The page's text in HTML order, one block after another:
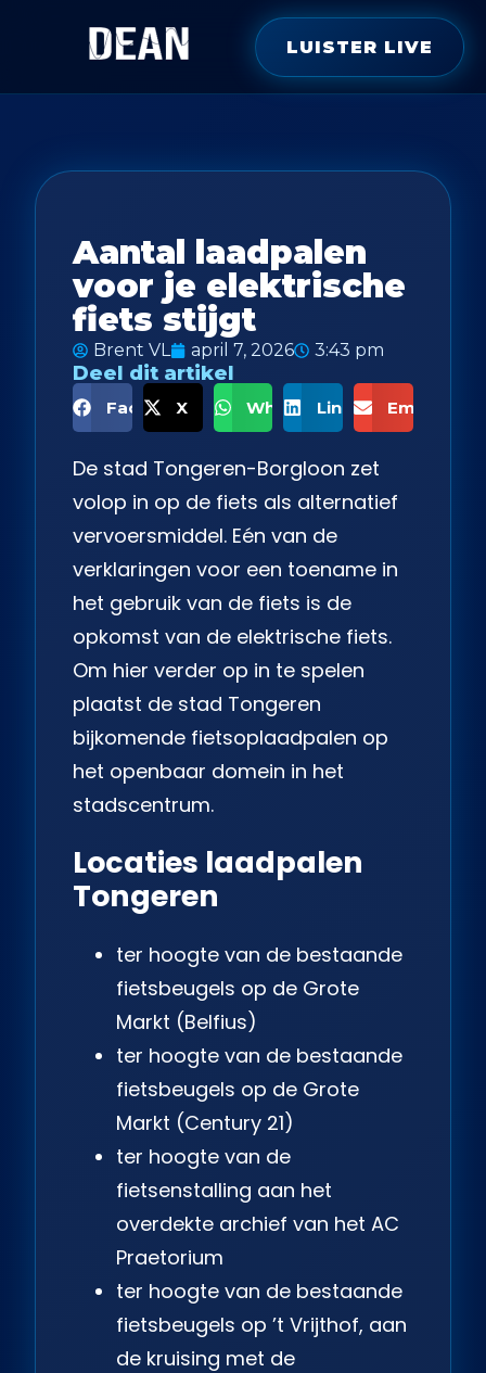
LUISTER LIVE
Aantal laadpalen
voor je elektrische
fiets stijgt
Brent VL april 7, 2026 3:43 pm
Deel dit artikel
Facebook
X WhatsAppLinkedInEmail
De stad Tongeren-Borgloon zet
volop in op de fiets als alternatief
vervoersmiddel. Eén van de
verklaringen voor een toename in
het gebruik van de fiets is de
opkomst van de elektrische fiets.
Om hier verder op in te spelen
plaatst de stad Tongeren
bijkomende fietsoplaadpalen op
het openbaar domein in het
stadscentrum.
Locaties laadpalen
Tongeren
ter hoogte van de bestaande
fietsbeugels op de Grote
Markt (Belfius)
ter hoogte van de bestaande
fietsbeugels op de Grote
Markt (Century 21)
ter hoogte van de
fietsenstalling aan het
overdekte archief van het AC
Praetorium
ter hoogte van de bestaande
fietsbeugels op ’t Vrijthof, aan
de kruising met de